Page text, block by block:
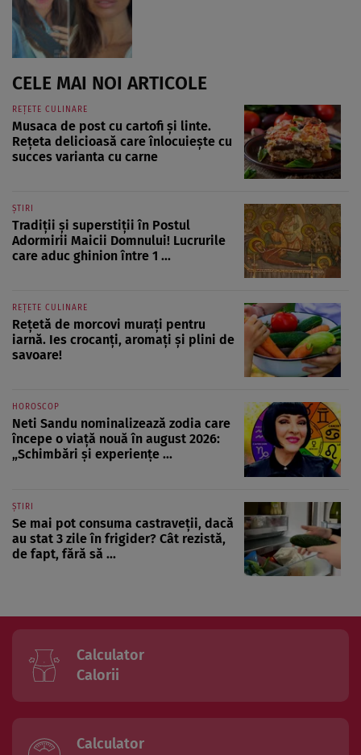
CELE MAI NOI ARTICOLE
REȚETE CULINARE
Musaca de post cu cartofi și linte.
Rețeta delicioasă care înlocuiește cu
succes varianta cu carne
ȘTIRI
Tradiții și superstiții în Postul
Adormirii Maicii Domnului! Lucrurile
care aduc ghinion între 1 ...
REȚETE CULINARE
Rețetă de morcovi murați pentru
iarnă. Ies crocanți, aromați și plini de
savoare!
HOROSCOP
Neti Sandu nominalizează zodia care
începe o viață nouă în august 2026:
„Schimbări și experiențe ...
ȘTIRI
Se mai pot consuma castraveții, dacă
au stat 3 zile în frigider? Cât rezistă,
de fapt, fără să ...
Calculator
Calorii
Calculator